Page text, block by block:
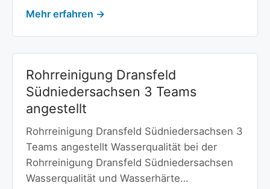
Mehr erfahren →
Rohrreinigung Dransfeld
Südniedersachsen 3 Teams
angestellt
Rohrreinigung Dransfeld Südniedersachsen 3
Teams angestellt Wasserqualität bei der
Rohrreinigung Dransfeld Südniedersachsen
Wasserqualität und Wasserhärte…